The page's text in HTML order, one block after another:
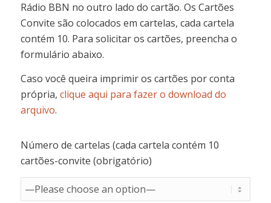
Rádio BBN no outro lado do cartão. Os Cartões
Convite são colocados em cartelas, cada cartela
contém 10. Para solicitar os cartões, preencha o
formulário abaixo.
Caso você queira imprimir os cartões por conta
própria, clique aqui para fazer o download do
arquivo.
Número de cartelas (cada cartela contém 10
cartões-convite (obrigatório)